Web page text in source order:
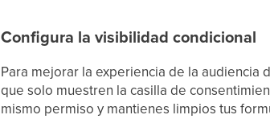
Configura la visibilidad condicional
Para mejorar la experiencia de la
que solo muestren la casilla de
mismo permiso y mantienes limpios tus